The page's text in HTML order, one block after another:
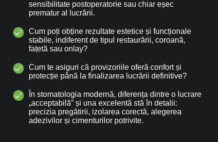
sensibilitate postoperatorie sau chiar eșec
prematur al lucrării.
Cum poți obține rezultate estetice și funcționale
stabile, indiferent de tipul restaurării, coroană,
fațetă sau onlay?
Cum te asiguri că provizoriile oferă confort și
protecție până la finalizarea lucrării definitive?
În stomatologia modernă, diferența dintre o lucrare
„acceptabilă” și una excelentă stă în detalii:
precizia pregătirii, izolarea corectă, alegerea
adezivilor și cimenturilor potrivite.